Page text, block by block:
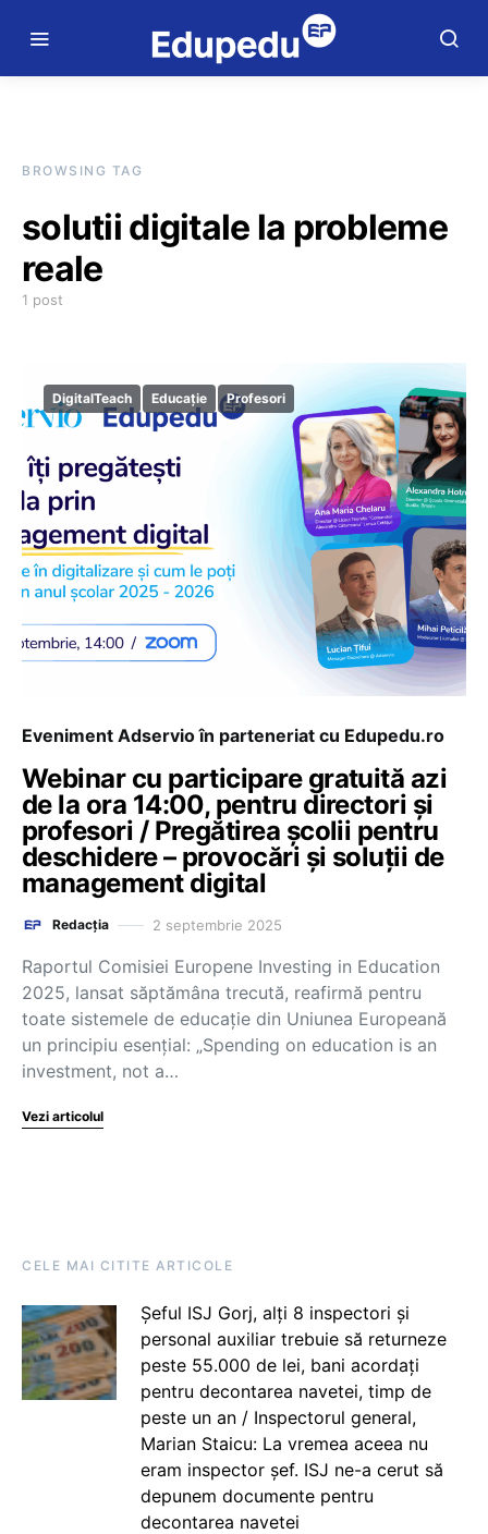
BROWSING TAG
solutii digitale la probleme
reale
1 post
DigitalTeach Educație Profesori
Eveniment Adservio în parteneriat cu Edupedu.ro
Webinar cu participare gratuită azi
de la ora 14:00, pentru directori și
profesori / Pregătirea școlii pentru
deschidere – provocări și soluții de
management digital
Redacția 2 septembrie 2025
Raportul Comisiei Europene Investing in Education
2025, lansat săptămâna trecută, reafirmă pentru
toate sistemele de educație din Uniunea Europeană
un principiu esențial: „Spending on education is an
investment, not a…
Vezi articolul
CELE MAI CITITE ARTICOLE
Șeful ISJ Gorj, alți 8 inspectori și
personal auxiliar trebuie să returneze
peste 55.000 de lei, bani acordați
pentru decontarea navetei, timp de
peste un an / Inspectorul general,
Marian Staicu: La vremea aceea nu
eram inspector șef. ISJ ne-a cerut să
depunem documente pentru
decontarea navetei